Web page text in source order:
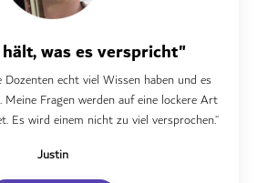
was es verspricht"
Dozenten echt viel Wissen haben und es
Meine Fragen werden auf eine lockere Art
Es wird einem nicht zu viel versprochen.“
Justin